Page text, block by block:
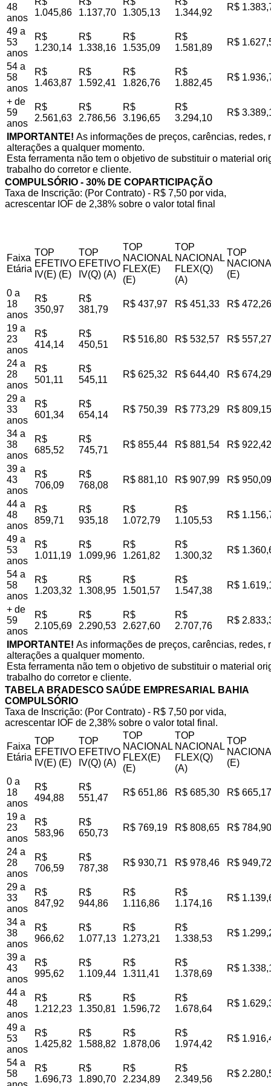
48
anos
1.045,86
1.137,70
1.305,13
1.344,92
R$
49 a
53
anos
R$
1.230,14
R$
1.338,16
R$
1.535,09
R$
1.581,89
R$
54 a
58
anos
R$
1.463,87
R$
1.592,41
R$
1.826,76
R$
1.882,45
R$
+ de
59
anos
R$
2.561,63
R$
2.786,56
R$
3.196,65
R$
3.294,10
R$
IMPORTANTE! As informações de preços, carências,
alterações a qualquer momento.
Esta ferramenta não tem o objetivo de substituir o material
trabalho do corretor e cliente.
COMPULSÓRIO - 30% DE COPARTICIPAÇÃO
Taxa de Inscrição: (Por Contrato) - R$ 7,50 por vida,
acrescentar IOF de 2,38% sobre o valor total final
Faixa
Etária
TOP
EFETIVO
IV(E) (E)
TOP
EFETIVO
IV(Q) (A)
TOP
NACIONAL
FLEX(E)
(E)
TOP
NACIONAL
FLEX(Q)
(A)
TOP
(E)
0 a
18
anos
R$
350,97
R$
381,79
R$ 437,97 R$ 451,33 R$ 472,26
19 a
23
anos
R$
414,14
R$
450,51
R$ 516,80 R$ 532,57 R$ 557,27
24 a
28
anos
R$
501,11
R$
545,11
R$ 625,32 R$ 644,40 R$ 674,29
29 a
33
anos
R$
601,34
R$
654,14
R$ 750,39 R$ 773,29 R$ 809,15
34 a
38
anos
R$
685,52
R$
745,71
R$ 855,44 R$ 881,54 R$ 922,42
39 a
43
anos
R$
706,09
R$
768,08
R$ 881,10 R$ 907,99 R$ 950,09
44 a
48
anos
R$
859,71
R$
935,18
R$
1.072,79
R$
1.105,53
R$
49 a
53
anos
R$
1.011,19
R$
1.099,96
R$
1.261,82
R$
1.300,32
R$
54 a
58
anos
R$
1.203,32
R$
1.308,95
R$
1.501,57
R$
1.547,38
R$
+ de
59
anos
R$
2.105,69
R$
2.290,53
R$
2.627,60
R$
2.707,76
R$
IMPORTANTE! As informações de preços, carências,
alterações a qualquer momento.
Esta ferramenta não tem o objetivo de substituir o material
trabalho do corretor e cliente.
TABELA BRADESCO SAÚDE EMPRESARIAL BAHIA
COMPULSÓRIO
Taxa de Inscrição: (Por Contrato) - R$ 7,50 por vida,
acrescentar IOF de 2,38% sobre o valor total final.
Faixa
Etária
TOP
EFETIVO
IV(E) (E)
TOP
EFETIVO
IV(Q) (A)
TOP
NACIONAL
FLEX(E)
(E)
TOP
NACIONAL
FLEX(Q)
(A)
TOP
(E)
0 a
18
anos
R$
494,88
R$
551,47
R$ 651,86 R$ 685,30 R$ 665,17
19 a
23
anos
R$
583,96
R$
650,73
R$ 769,19 R$ 808,65 R$ 784,90
24 a
28
anos
R$
706,59
R$
787,38
R$ 930,71 R$ 978,46 R$ 949,72
29 a
33
anos
R$
847,92
R$
944,86
R$
1.116,86
R$
1.174,16
R$
34 a
38
anos
R$
966,62
R$
1.077,13
R$
1.273,21
R$
1.338,53
R$
39 a
43
anos
R$
995,62
R$
1.109,44
R$
1.311,41
R$
1.378,69
R$
44 a
48
anos
R$
1.212,23
R$
1.350,81
R$
1.596,72
R$
1.678,64
R$
49 a
53
anos
R$
1.425,82
R$
1.588,82
R$
1.878,06
R$
1.974,42
R$
54 a
58
R$
1.696,73
R$
1.890,70
R$
2.234,89
R$
2.349,56
R$